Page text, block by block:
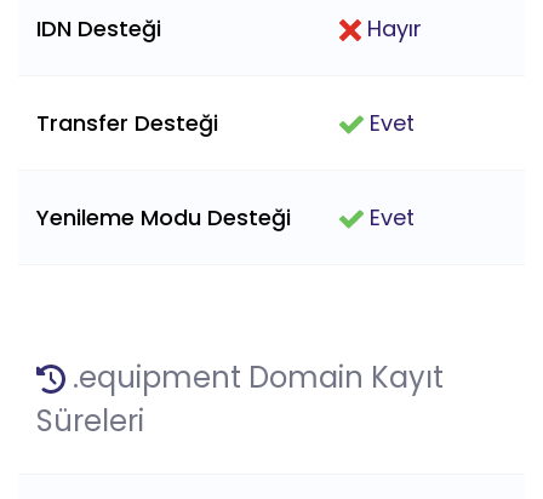
IDN Desteği Hayır
Transfer Desteği Evet
Yenileme Modu Desteği Evet
.equipment Domain Kayıt
Süreleri